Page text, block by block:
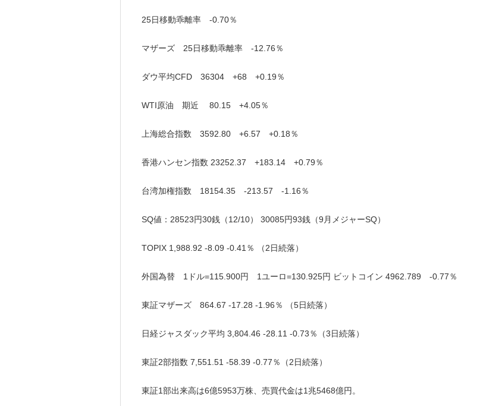
25日移動乖離率 -0.70％
マザーズ 25日移動乖離率 -12.76％
ダウ平均CFD 36304 +68 +0.19％
WTI原油 期近 80.15 +4.05％
上海総合指数 3592.80 +6.57 +0.18％
香港ハンセン指数 23252.37 +183.14 +0.79％
台湾加権指数 18154.35 -213.57 -1.16％
SQ値：28523円30銭（12/10） 30085円93銭（9月メジャーSQ）
TOPIX 1,988.92 -8.09 -0.41％ （2日続落）
外国為替 1ドル=115.900円 1ユーロ=130.925円 ビットコイン 4962.789 -0.77％
東証マザーズ 864.67 -17.28 -1.96％ （5日続落）
日経ジャスダック平均 3,804.46 -28.11 -0.73％（3日続落）
東証2部指数 7,551.51 -58.39 -0.77％（2日続落）
東証1部出来高は6億5953万株、売買代金は1兆5468億円。